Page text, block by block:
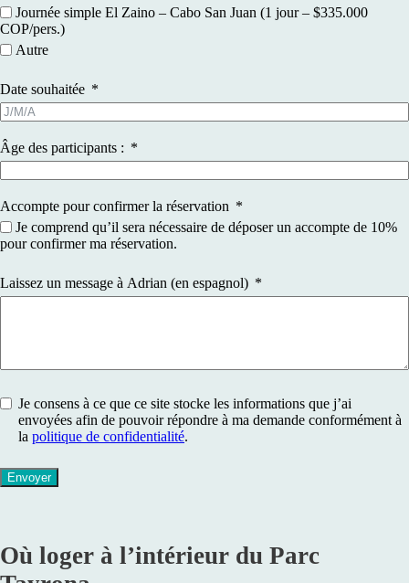
Journée simple El Zaino – Cabo San Juan (1 jour – $335.000
COP/pers.)
Autre
Date souhaitée
Âge des participants :
Accompte pour confirmer la réservation
Je comprend qu’il sera nécessaire de déposer un accompte de 10%
pour confirmer ma réservation.
Laissez un message à Adrian (en espagnol)
Je consens à ce que ce site stocke les informations que j’ai
envoyées afin de pouvoir répondre à ma demande conformément à
la politique de confidentialité.
Envoyer
Où loger à l’intérieur du Parc